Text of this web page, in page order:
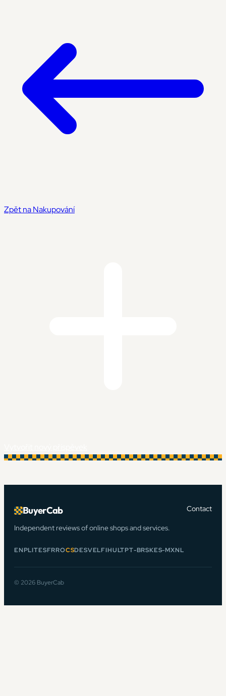
Zpět na Nakupování
BuyerCab
Independent reviews of online shops and services.
Contact
ENPLITESFRROCSDESVELFIHULTPT-BRSKES-MXNL
© 2026 BuyerCab